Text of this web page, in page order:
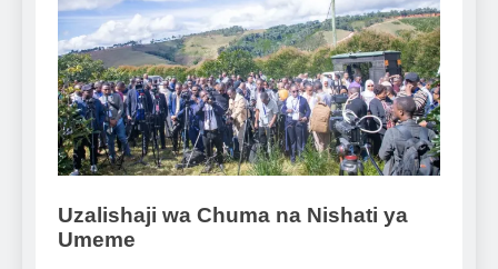
Uzalishaji wa Chuma na Nishati ya
Umeme